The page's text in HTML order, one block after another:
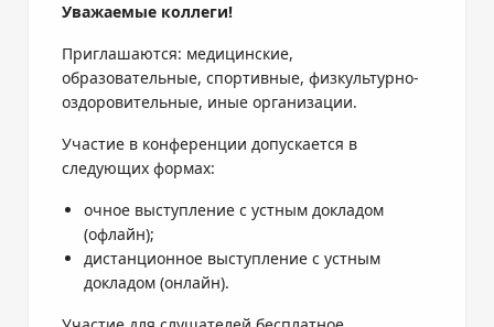
Уважаемые коллеги!
Приглашаются: медицинские,
образовательные, спортивные, физкультурно-
оздоровительные, иные организации.
Участие в конференции допускается в
следующих формах:
очное выступление с устным докладом
(офлайн);
дистанционное выступление с устным
докладом (онлайн).